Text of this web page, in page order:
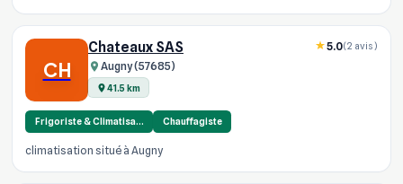
CH
Chateaux SAS
Augny (57685)
41.5 km
5.0(2 avis)
Frigoriste & Climatisa… Chauffagiste
climatisation situé à Augny